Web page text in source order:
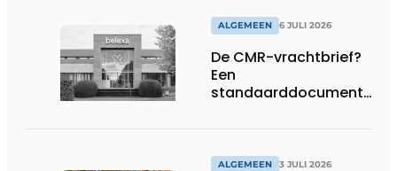
ALGEMEEN 6 JULI 2026
De CMR-vrachtbrief?
Een
standaarddocument
ALGEMEEN 3 JULI 2026